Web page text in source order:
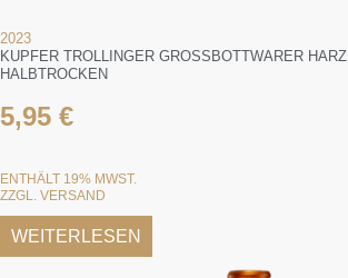
2023
KUPFER TROLLINGER GROSSBOTTWARER
ALBTROCKEN
5,95 €
ENTHÄLT 19% MWST.
ZZGL. VERSAND
WEITERLESEN